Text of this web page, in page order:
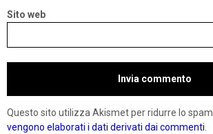
Sito web
Questo sito utilizza Akismet per ridurre lo spam.
vengono elaborati i dati derivati dai commenti